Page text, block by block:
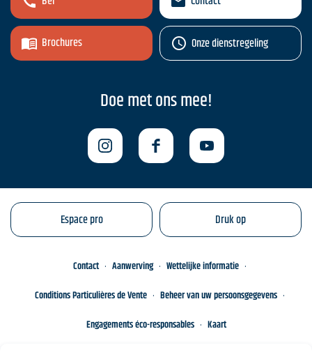
Brochures Onze dienstregeling
Doe met ons mee!
Espace pro Druk op
Contact Aanwerving
Wettelijke informatie
Conditions Particulières de Vente
Beheer van uw persoonsgegevens
Engagements éco-responsables
Kaart